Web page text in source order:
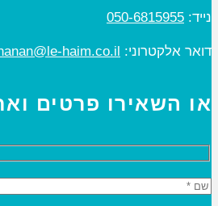
נייד: 050-6815955
דואר אלקטרוני: haim.co.il
או השאירו פרטים